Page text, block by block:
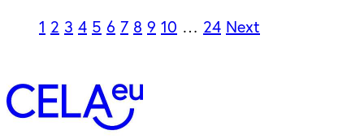
1 2 3 4 5 6 7 8 9 10 … 24 Next